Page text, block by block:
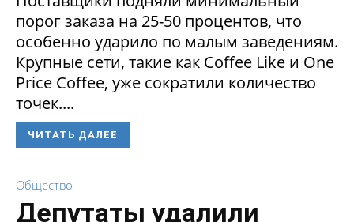
порог заказа на 25-50 процентов, что
особенно ударило по малым заведениям.
Крупные сети, такие как Coffee Like и One
Price Coffee, уже сократили количество
точек....
ЧИТАТЬ ДАЛЕЕ
Общество
Депутаты удалили